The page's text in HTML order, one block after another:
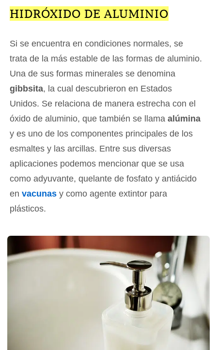
HIDRÓXIDO DE ALUMINIO
Si se encuentra en condiciones normales, se
trata de la más estable de las formas de aluminio.
Una de sus formas minerales se denomina
gibbsita, la cual descubrieron en Estados
Unidos. Se relaciona de manera estrecha con el
óxido de aluminio, que también se llama alúmina
y es uno de los componentes principales de los
esmaltes y las arcillas. Entre sus diversas
aplicaciones podemos mencionar que se usa
como adyuvante, quelante de fosfato y antiácido
en vacunas y como agente extintor para
plásticos.